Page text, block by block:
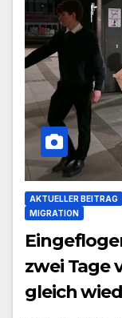
AKTUELLER BEITRAG
MIGRATION
zwei Tage
gleich